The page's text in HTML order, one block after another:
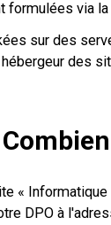
formulées via
sur des
des
«
DPO à